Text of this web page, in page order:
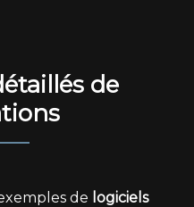
de
de logiciels